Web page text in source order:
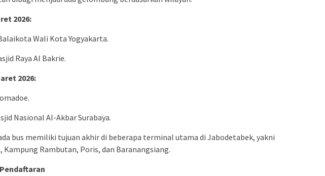
2026:
Wali Kota Yogyakarta.
Raya Al Bakrie.
2026:
Nasional Al-Akbar Surabaya.
bus memiliki tujuan akhir di beberapa terminal utama di Jabodetabek, yakni
Kampung Rambutan, Poris, dan Baranangsiang.